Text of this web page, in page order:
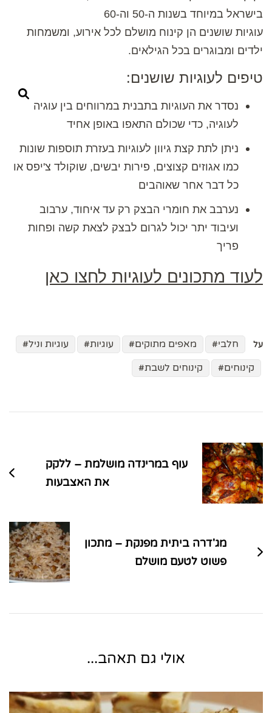
בישראל במיוחד בשנות ה-50 וה-60
עוגיות שושנים הן קינוח מושלם לכל אירוע, ומשמחות
ילדים ומבוגרים בכל הגילאים.
טיפים לעוגיות שושנים:
נסדר את העוגיות בתבנית במרווחים בין עוגיה
לעוגיה, כדי שכולם התאפו באופן אחיד
ניתן לתת קצת גיוון לעוגיות בעזרת תוספות שונות
כמו אגוזים קצוצים, פירות יבשים, שוקולד צ'יפס או
כל דבר אחר שאוהבים
נערבב את חומרי הבצק רק עד איחוד, ערבוב
ועיבוד יתר יכול לגרום לבצק לצאת קשה ופחות
פריך
לעוד מתכונים לעוגיות לחצו כאן
על חלבי מאפים מתוקים עוגיות
עוגיות וניל
קינוחים
קינוחים לשבת
בפוסטים
עוף במרינדה מושלמת – ללקק
את האצבעות
מג'דרה ביתית מפנקת – מתכון
פשוט לטעם מושלם
אולי גם תאהב...